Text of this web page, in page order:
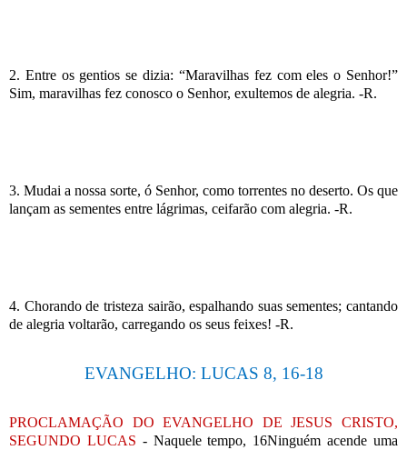
2. Entre os gentios se dizia: “Maravilhas fez com eles o Senhor!”
Sim, maravilhas fez conosco o Senhor, exultemos de alegria. -R.
3. Mudai a nossa sorte, ó Senhor, como torrentes no deserto. Os que
lançam as sementes entre lágrimas, ceifarão com alegria. -R.
4. Chorando de tristeza sairão, espalhando suas sementes; cantando
de alegria voltarão, carregando os seus feixes! -R.
EVANGELHO: LUCAS 8, 16-18
PROCLAMAÇÃO DO EVANGELHO DE JESUS CRISTO,
SEGUNDO LUCAS - Naquele tempo, 16Ninguém acende uma